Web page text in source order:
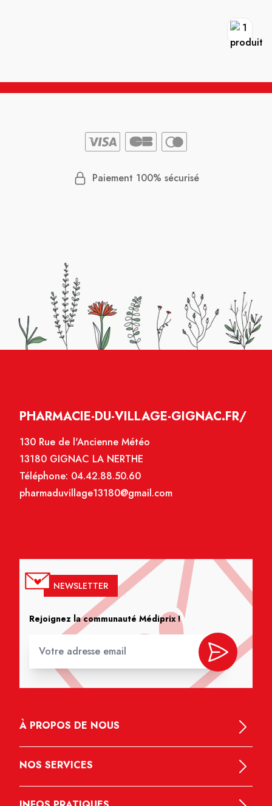
Paiement 100% sécurisé
PHARMACIE-DU-VILLAGE-GIGNAC.FR/
130 Rue de l'Ancienne Météo
13180 GIGNAC LA NERTHE
Téléphone: 04.42.88.50.60
pharmaduvillage13180@gmail.com
NEWSLETTER
Rejoignez la communauté Médiprix !
À PROPOS DE NOUS
NOS SERVICES